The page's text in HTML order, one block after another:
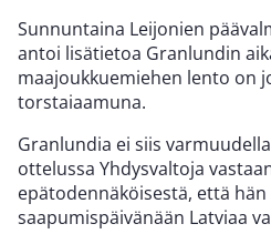
Sunnuntaina Leijonien
antoi lisätietoa Granlundin
maajoukkuemiehen lento on
torstaiaamuna.
Granlundia ei siis
ottelussa Yhdysvaltoja
epätodennäköisestä, että
saapumispäivänään Latviaa